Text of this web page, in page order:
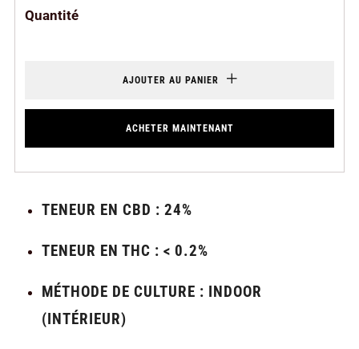
Quantité
AJOUTER AU PANIER
ACHETER MAINTENANT
TENEUR EN CBD : 24%
TENEUR EN THC : < 0.2%
MÉTHODE DE CULTURE : INDOOR
(INTÉRIEUR)